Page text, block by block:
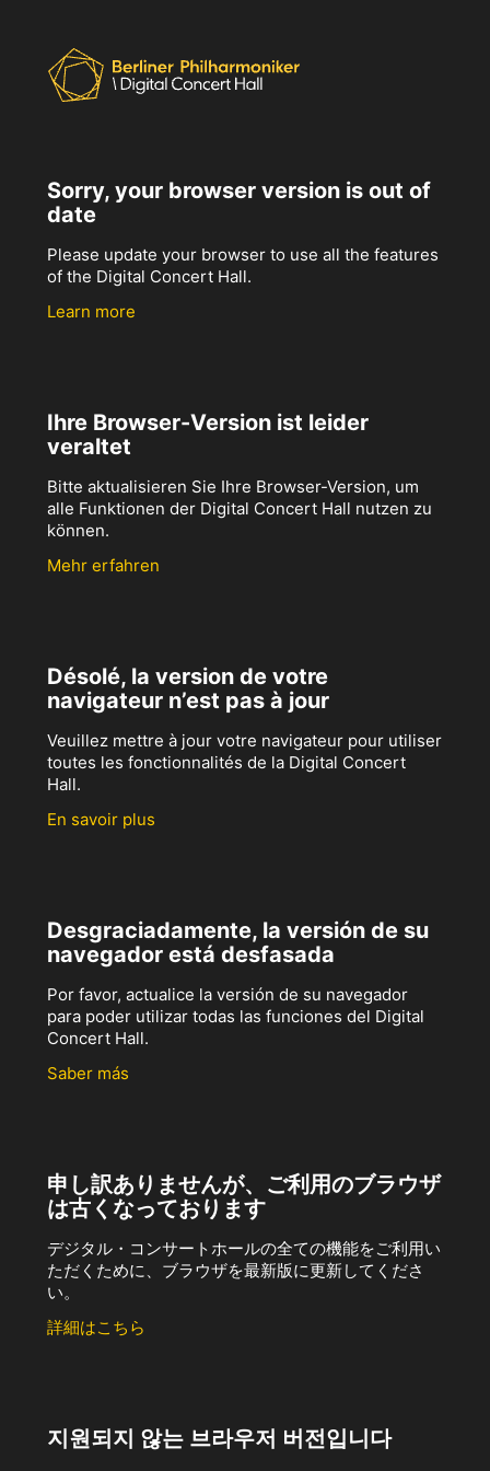
Sorry, your browser version is out of
date
Please update your browser to use all the features
of the Digital Concert Hall.
Learn more
Ihre Browser-Version ist leider
veraltet
Bitte aktualisieren Sie Ihre Browser-Version, um
alle Funktionen der Digital Concert Hall nutzen zu
können.
Mehr erfahren
Désolé, la version de votre
navigateur n’est pas à jour
Veuillez mettre à jour votre navigateur pour utiliser
toutes les fonctionnalités de la Digital Concert
Hall.
En savoir plus
Desgraciadamente, la versión de su
navegador está desfasada
Por favor, actualice la versión de su navegador
para poder utilizar todas las funciones del Digital
Concert Hall.
Saber más
申し訳ありませんが、ご利用のブラウザ
は古くなっております
デジタル・コンサートホールの全ての機能をご利用い
ただくために、ブラウザを最新版に更新してくださ
い。
詳細はこちら
지원되지 않는 브라우저 버전입니다